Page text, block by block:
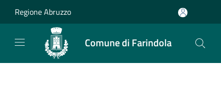
Regione Abruzzo
Comune di Farindola